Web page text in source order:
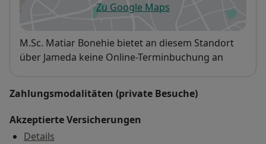
Zu Google Mapsöffnet in einer neuen
Verfügbarkeit
M.Sc. Matiar Bonehie bietet an diesem Standort
über Jameda keine Online-Terminbuchung an
Zahlungsmodalitäten (private Besuche)
Akzeptierte Versicherungen
Details